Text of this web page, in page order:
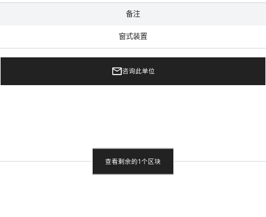
备注
窗式装置
咨询此单位
查看剩余的1个区块